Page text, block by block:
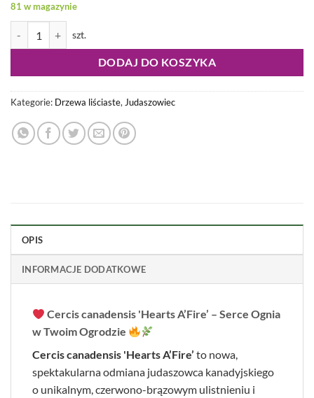
81 w magazynie
DODAJ DO KOSZYKA
Kategorie: Drzewa liściaste, Judaszowiec
OPIS
INFORMACJE DODATKOWE
Cercis canadensis 'Hearts A’Fire’ – Serce Ognia
w Twoim Ogrodzie
Cercis canadensis 'Hearts A’Fire’ to nowa,
spektakularna odmiana judaszowca kanadyjskiego
o unikalnym, czerwono-brązowym ulistnieniu i